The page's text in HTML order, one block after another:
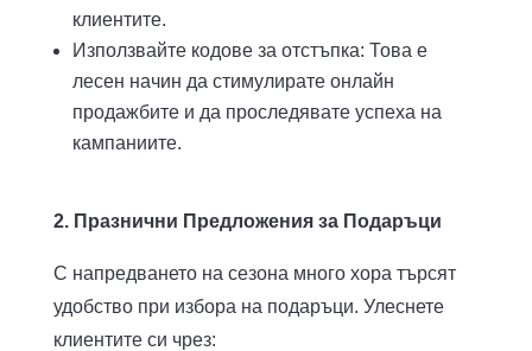
клиентите.
Използвайте кодове за отстъпка: Това е
лесен начин да стимулирате онлайн
продажбите и да проследявате успеха на
кампаниите.
2. Празнични Предложения за Подаръци
С напредването на сезона много хора търсят
удобство при избора на подаръци. Улеснете
клиентите си чрез: